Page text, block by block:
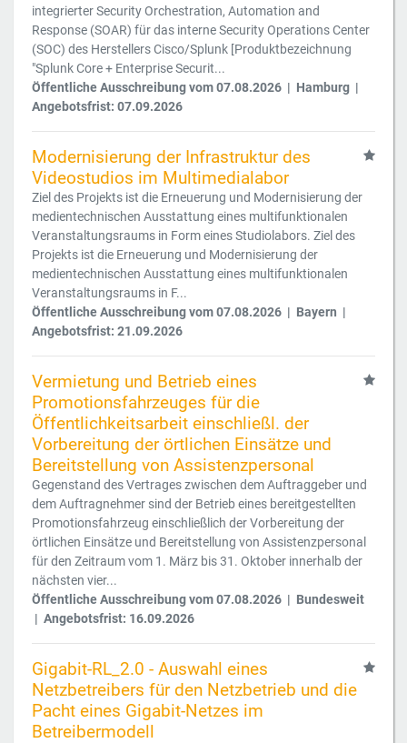
integrierter Security Orchestration, Automation and
Response (SOAR) für das interne Security Operations Center
(SOC) des Herstellers Cisco/Splunk [Produktbezeichnung
"Splunk Core + Enterprise Securit...
Öffentliche Ausschreibung vom 07.08.2026 | Hamburg |
Angebotsfrist: 07.09.2026
Modernisierung der Infrastruktur des
Videostudios im Multimedialabor
Ziel des Projekts ist die Erneuerung und Modernisierung der
medientechnischen Ausstattung eines multifunktionalen
Veranstaltungsraums in Form eines Studiolabors. Ziel des
Projekts ist die Erneuerung und Modernisierung der
medientechnischen Ausstattung eines multifunktionalen
Veranstaltungsraums in F...
Öffentliche Ausschreibung vom 07.08.2026 | Bayern |
Angebotsfrist: 21.09.2026
Vermietung und Betrieb eines
Promotionsfahrzeuges für die
Öffentlichkeitsarbeit einschließl. der
Vorbereitung der örtlichen Einsätze und
Bereitstellung von Assistenzpersonal
Gegenstand des Vertrages zwischen dem Auftraggeber und
dem Auftragnehmer sind der Betrieb eines bereitgestellten
Promotionsfahrzeug einschließlich der Vorbereitung der
örtlichen Einsätze und Bereitstellung von Assistenzpersonal
für den Zeitraum vom 1. März bis 31. Oktober innerhalb der
nächsten vier...
Öffentliche Ausschreibung vom 07.08.2026 | Bundesweit
| Angebotsfrist: 16.09.2026
Gigabit-RL_2.0 - Auswahl eines
Netzbetreibers für den Netzbetrieb und die
Pacht eines Gigabit-Netzes im
Betreibermodell